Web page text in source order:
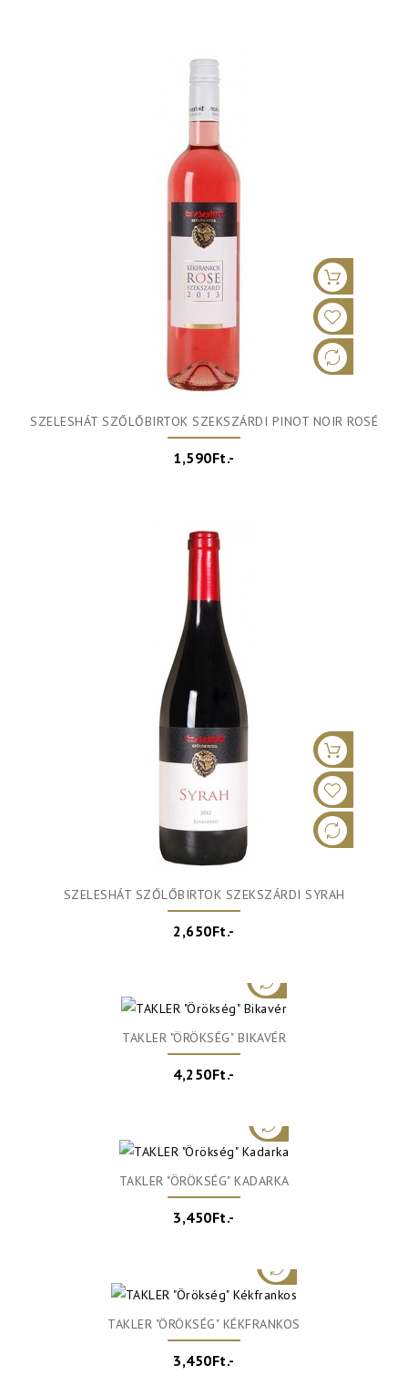
SZELESHÁT SZŐLŐBIRTOK SZEKSZÁRDI PINOT NOIR ROSÉ
1,590Ft.-
SZELESHÁT SZŐLŐBIRTOK SZEKSZÁRDI SYRAH
2,650Ft.-
TAKLER "ÖRÖKSÉG" BIKAVÉR
4,250Ft.-
TAKLER "ÖRÖKSÉG" KADARKA
3,450Ft.-
TAKLER "ÖRÖKSÉG" KÉKFRANKOS
3,450Ft.-